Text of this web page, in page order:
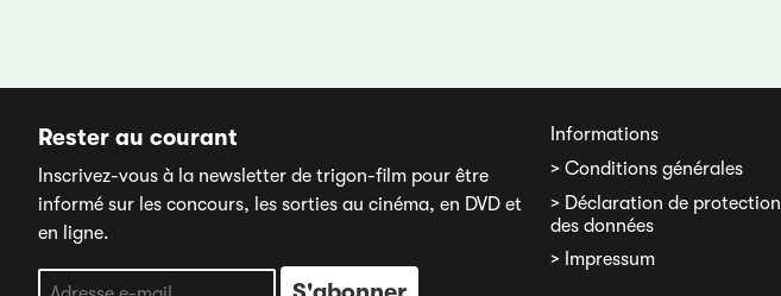
Rester au courant
Inscrivez-vous à la newsletter de trigon-film pour être
informé sur les concours, les sorties au cinéma, en DVD et
en ligne.
Informations
> Conditions générales
> Déclaration de protection
des données
> Impressum